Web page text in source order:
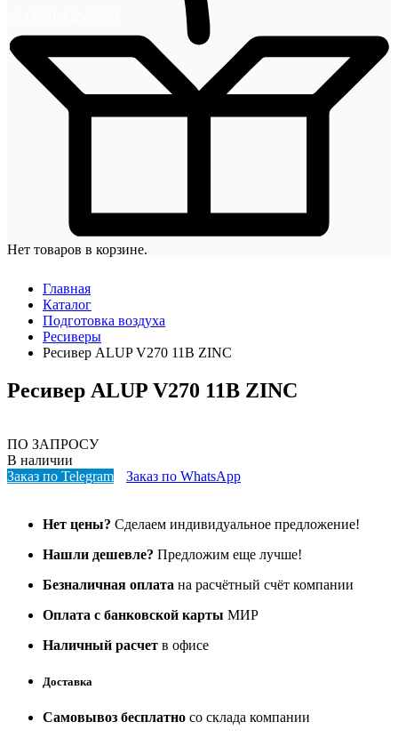
Нет товаров в корзине.
Главная
Каталог
Подготовка воздуха
Ресиверы
Ресивер ALUP V270 11B ZINC
Ресивер ALUP V270 11B ZINC
ПО ЗАПРОСУ
В наличии
Заказ по Telegram
Заказ по WhatsApp
Нет цены? Сделаем индивидуальное предложение!
Нашли дешевле? Предложим еще лучше!
Безналичная оплата на расчётный счёт компании
Оплата с банковской карты МИР
Наличный расчет в офисе
Доставка
Самовывоз бесплатно со склада компании